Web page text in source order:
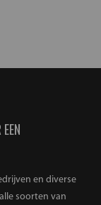
en diverse
soorten van